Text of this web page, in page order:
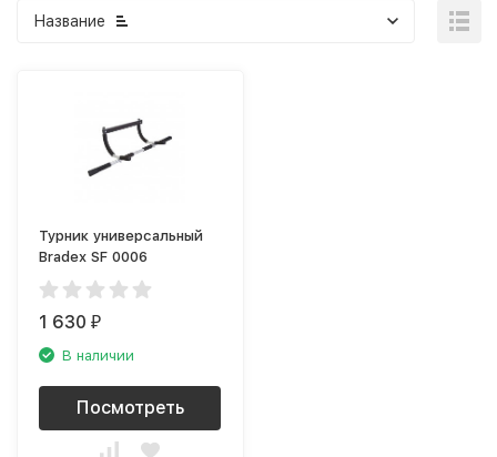
Название
Турник универсальный
Bradex SF 0006
1 630₽
В наличии
Посмотреть